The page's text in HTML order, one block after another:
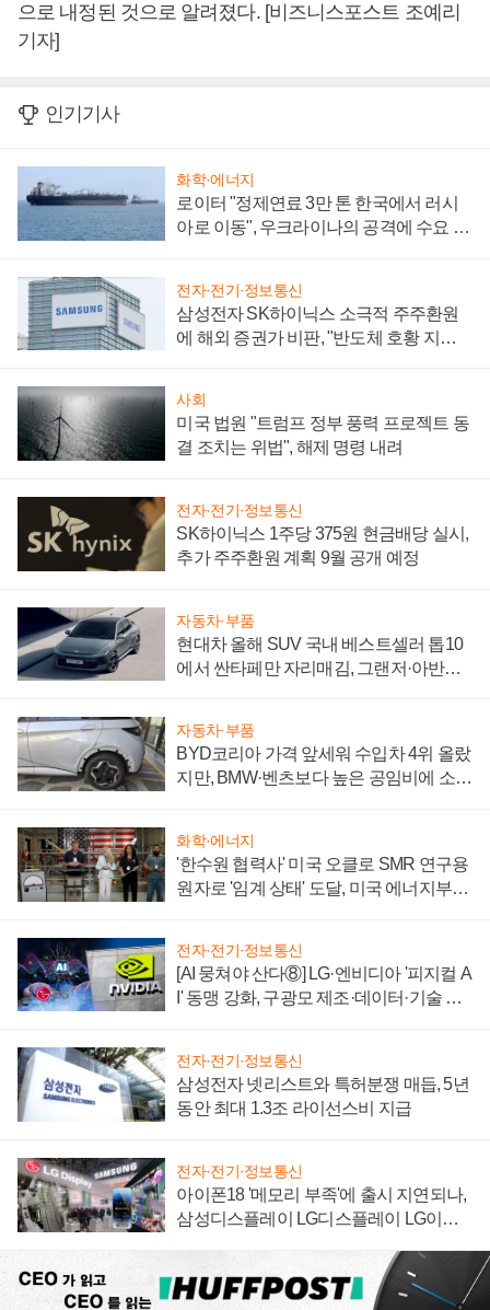
으로 내정된 것으로 알려졌다. [비즈니스포스트 조예리
기자]
인기기사
화학·에너지
로이터 "정제연료 3만 톤 한국에서 러시
아로 이동", 우크라이나의 공격에 수요 늘
전자·전기·정보통신
삼성전자 SK하이닉스 소극적 주주환원
에 해외 증권가 비판, "반도체 호황 지속
사회
미국 법원 "트럼프 정부 풍력 프로젝트 동
결 조치는 위법", 해제 명령 내려
전자·전기·정보통신
SK하이닉스 1주당 375원 현금배당 실시,
추가 주주환원 계획 9월 공개 예정
자동차·부품
현대차 올해 SUV 국내 베스트셀러 톱10
에서 싼타페만 자리매김, 그랜저·아반떼
자동차·부품
BYD코리아 가격 앞세워 수입차 4위 올랐
지만, BMW·벤츠보다 높은 공임비에 소비
화학·에너지
'한수원 협력사' 미국 오클로 SMR 연구용
원자로 '임계 상태' 도달, 미국 에너지부
전자·전기·정보통신
[AI 뭉쳐야 산다⑧] LG·엔비디아 '피지컬 A
I' 동맹 강화, 구광모 제조·데이터·기술 결
전자·전기·정보통신
삼성전자 넷리스트와 특허분쟁 매듭, 5년
동안 최대 1.3조 라이선스비 지급
전자·전기·정보통신
아이폰18 '메모리 부족'에 출시 지연되나,
삼성디스플레이 LG디스플레이 LG이노